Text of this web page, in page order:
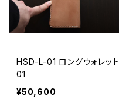
HSD-L-01 ロングウォレット
01
¥50,600